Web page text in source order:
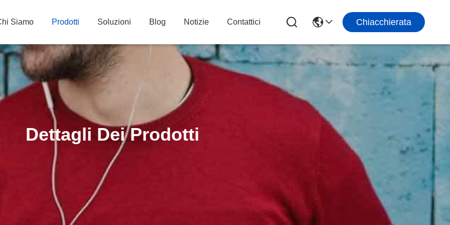
Siamo Prodotti Soluzioni Blog Notizie Contattici Chiacchierata
Dettagli Dei Prodotti